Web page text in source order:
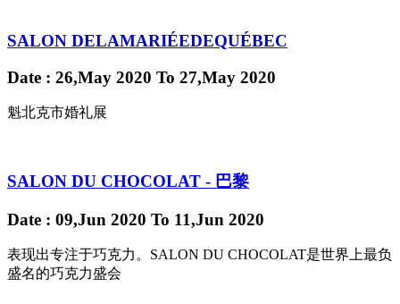
SALON DELAMARIÉEDEQUÉBEC
Date : 26,May 2020 To 27,May 2020
魁北克市婚礼展
SALON DU CHOCOLAT - 巴黎
Date : 09,Jun 2020 To 11,Jun 2020
表现出专注于巧克力。SALON DU CHOCOLAT是世界上最负
盛名的巧克力盛会